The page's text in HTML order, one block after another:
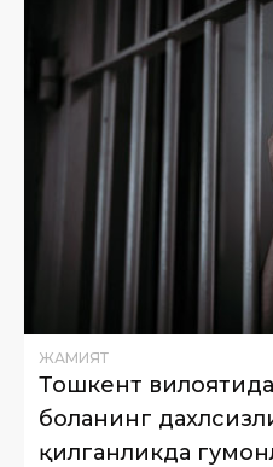
ЖАМИЯТ
Тошкент
боланинг
қилганликда